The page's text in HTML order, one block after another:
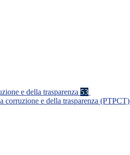
e della trasparenza 53
corruzione e della trasparenza (PTPCT)